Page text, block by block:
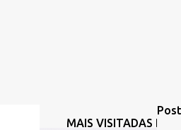
MAIS VISITADAS DA